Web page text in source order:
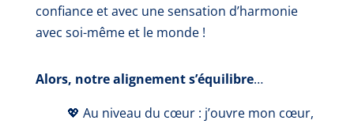
confiance et avec une sensation d’harmonie
avec soi-même et le monde !
Alors, notre alignement s’équilibre…
💖 Au niveau du cœur : j’ouvre mon cœur,